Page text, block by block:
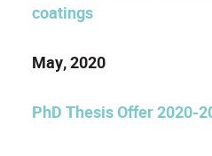
coatings
May, 2020
PhD Thesis Offer 2020-